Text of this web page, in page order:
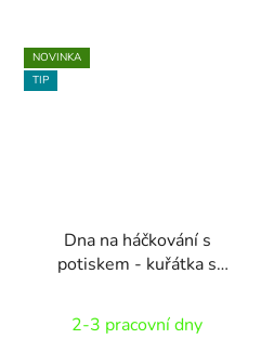
NOVINKA
TIP
Dna na háčkování s
potiskem - kuřátka s
2-3 pracovní dny